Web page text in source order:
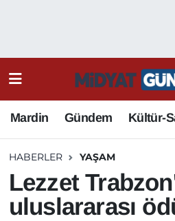
Mardin Gündem Kültür-
HABERLER YAŞAM
Lezzet
uluslararası